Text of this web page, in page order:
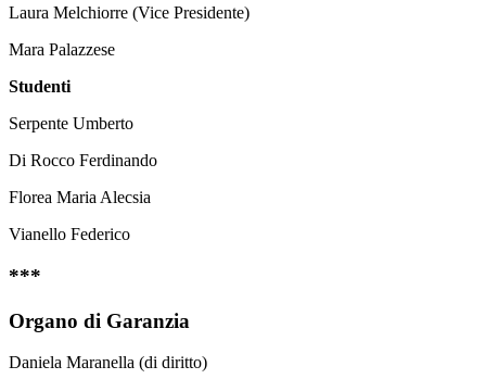
Laura Melchiorre (Vice Presidente)
Mara Palazzese
Studenti
Serpente Umberto
Di Rocco Ferdinando
Florea Maria Alecsia
Vianello Federico
***
Organo di Garanzia
Daniela Maranella (di diritto)